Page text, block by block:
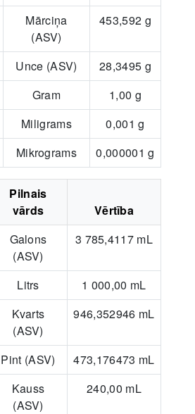
Mārciņa
(ASV)
453,592 g
Unce (ASV) 28,3495 g
Gram 1,00 g
Miligrams 0,001 g
Mikrograms 0,000001 g
Pilnais
vārds
Vērtība
Galons
(ASV)
3 785,4117 mL
Litrs 1 000,00 mL
Kvarts
(ASV)
946,352946 mL
Pint (ASV) 473,176473 mL
Kauss
(ASV)
240,00 mL